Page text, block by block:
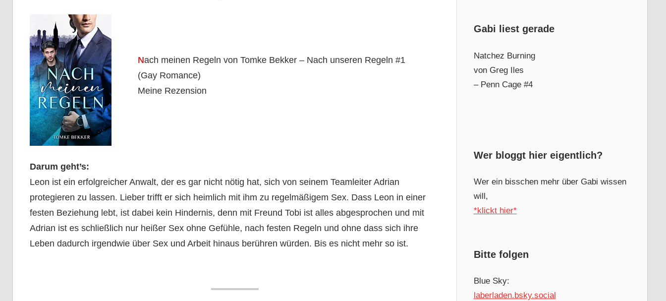
Nach meinen Regeln von Tomke Bekker – Nach unseren Regeln #1
(Gay Romance)
Meine Rezension
Darum geht’s:
Leon ist ein erfolgreicher Anwalt, der es gar nicht nötig hat, sich von seinem Teamleiter Adrian
protegieren zu lassen. Lieber trifft er sich heimlich mit ihm zu regelmäßigem Sex. Dass Leon in einer
festen Beziehung lebt, ist dabei kein Hindernis, denn mit Freund Tobi ist alles abgesprochen und mit
Adrian ist es schließlich nur heißer Sex ohne Gefühle, nach festen Regeln und ohne dass sich ihre
Leben dadurch irgendwie über Sex und Arbeit hinaus berühren würden. Bis es nicht mehr so ist.
Gabi liest gerade
Natchez Burning
von Greg Iles
– Penn Cage #4
Wer bloggt hier eigentlich?
Wer ein bisschen mehr über Gabi wissen
will,
*klickt hier*
Bitte folgen
Blue Sky:
laberladen.bsky.social